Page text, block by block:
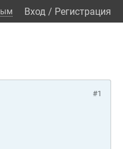
Вход / Регистрация
#1